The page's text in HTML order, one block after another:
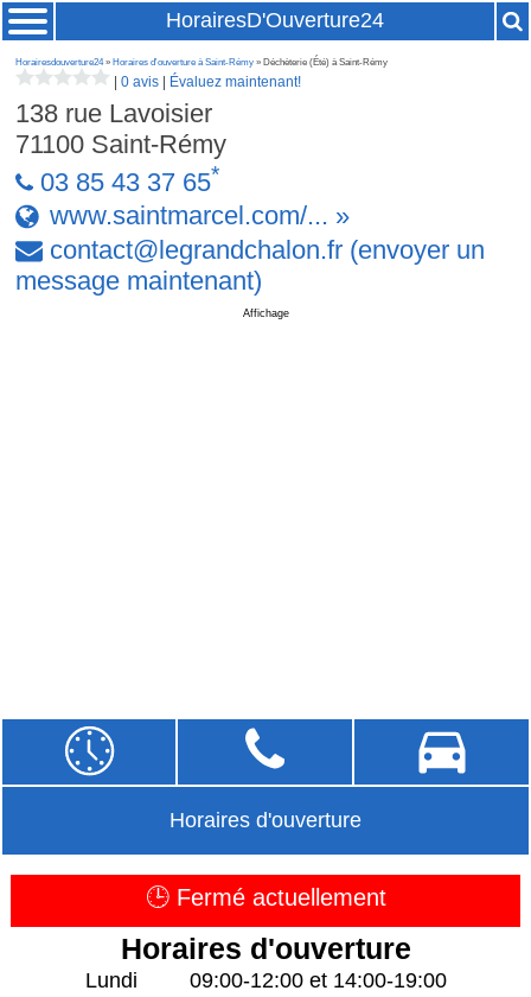
HorairesD'Ouverture24
Horairesdouverture24» Horaires d'ouverture à Saint-Rémy » Déchèterie (Été) à Saint-Rémy
|0 avis Évaluez maintenant!
138 rue Lavoisier
71100 Saint-Rémy
03 85 43 37 65*
www.saintmarcel.com/... »
contact@legrandchalon.fr (envoyer un
message maintenant)
Affichage
Horaires d'ouverture
🕒 Fermé actuellement
Horaires d'ouverture
Lundi
09:00-12:00 et 14:00-19:00